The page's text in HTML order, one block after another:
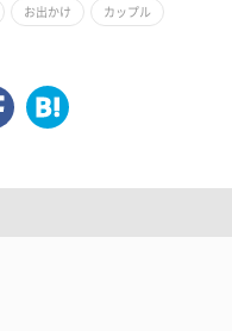
お出かけ カップル